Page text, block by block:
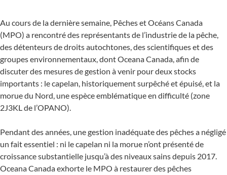
Au cours de la dernière semaine, Pêches et Océans Canada
(MPO) a rencontré des représentants de l’industrie de la pêche,
des détenteurs de droits autochtones, des scientifiques et des
groupes environnementaux, dont Oceana Canada, afin de
discuter des mesures de gestion à venir pour deux stocks
importants : le capelan, historiquement surpêché et épuisé, et la
morue du Nord, une espèce emblématique en difficulté (zone
2J3KL de l’OPANO).
Pendant des années, une gestion inadéquate des pêches a négligé
un fait essentiel : ni le capelan ni la morue n’ont présenté de
croissance substantielle jusqu’à des niveaux sains depuis 2017.
Oceana Canada exhorte le MPO à restaurer des pêches